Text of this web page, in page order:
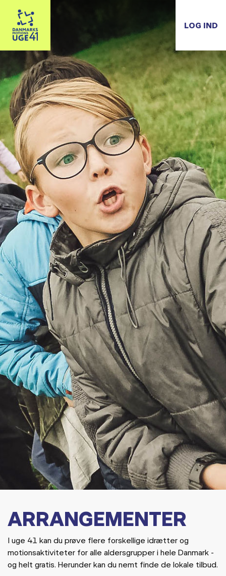
LOG IND
ARRANGEMENTER
I uge 41 kan du prøve flere forskellige idrætter og
motionsaktiviteter for alle aldersgrupper i hele Danmark -
og helt gratis. Herunder kan du nemt finde de lokale tilbud.